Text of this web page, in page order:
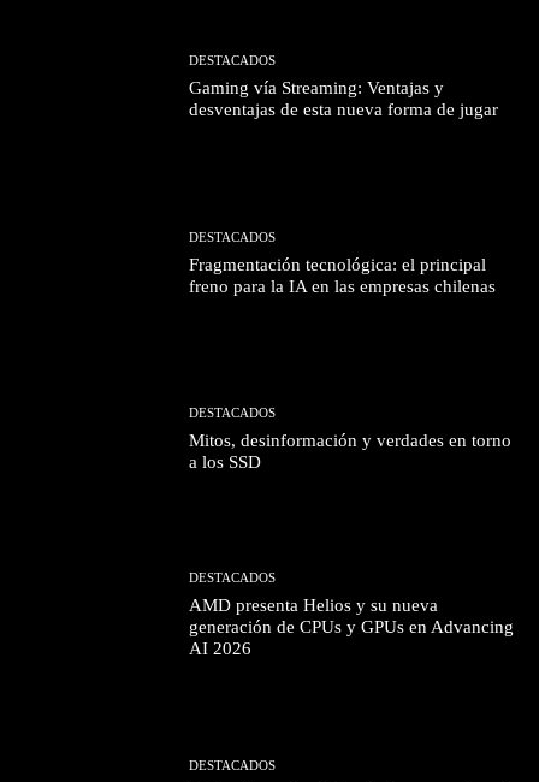
DESTACADOS
Gaming vía Streaming: Ventajas y
desventajas de esta nueva forma de jugar
DESTACADOS
Fragmentación tecnológica: el principal
freno para la IA en las empresas chilenas
DESTACADOS
Mitos, desinformación y verdades en torno
a los SSD
DESTACADOS
AMD presenta Helios y su nueva
generación de CPUs y GPUs en Advancing
AI 2026
DESTACADOS